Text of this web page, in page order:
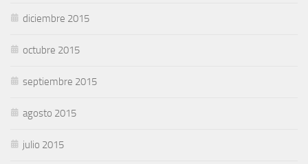
diciembre 2015
octubre 2015
septiembre 2015
agosto 2015
julio 2015